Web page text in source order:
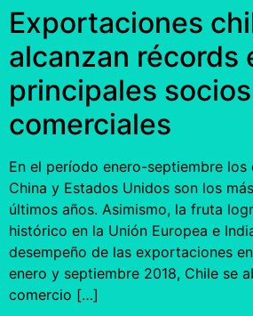
Exportaciones
alcanzan récords
principales socios
comerciales
En el período enero-septiembre los
China y Estados Unidos son los
últimos años. Asimismo, la fruta
histórico en la Unión Europea e
desempeño de las exportaciones
enero y septiembre 2018, Chile se
comercio […]